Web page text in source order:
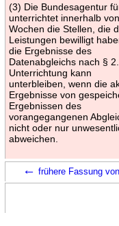
(3) Die Bundesagentur
unterrichtet innerhalb
Wochen die Stellen, die
Leistungen bewilligt
die Ergebnisse des
Datenabgleichs nach §
Unterrichtung kann
unterbleiben, wenn die
Ergebnisse von
Ergebnissen des
vorangegangenen
nicht oder nur
abweichen.
← frühere Fassung